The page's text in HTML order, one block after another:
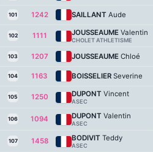
101 1242 SAILLANT Aude
102 1111 JOUSSEAUME Valentin
CHOLET ATHLETISME
103 1207 JOUSSEAUME Chloé
104 1163 BOISSELIER Severine
105 1250 DUPONT Vincent
ASEC
106 1094 DUPONT Valentin
ASEC
107 1458 BODIVIT Teddy
ASEC